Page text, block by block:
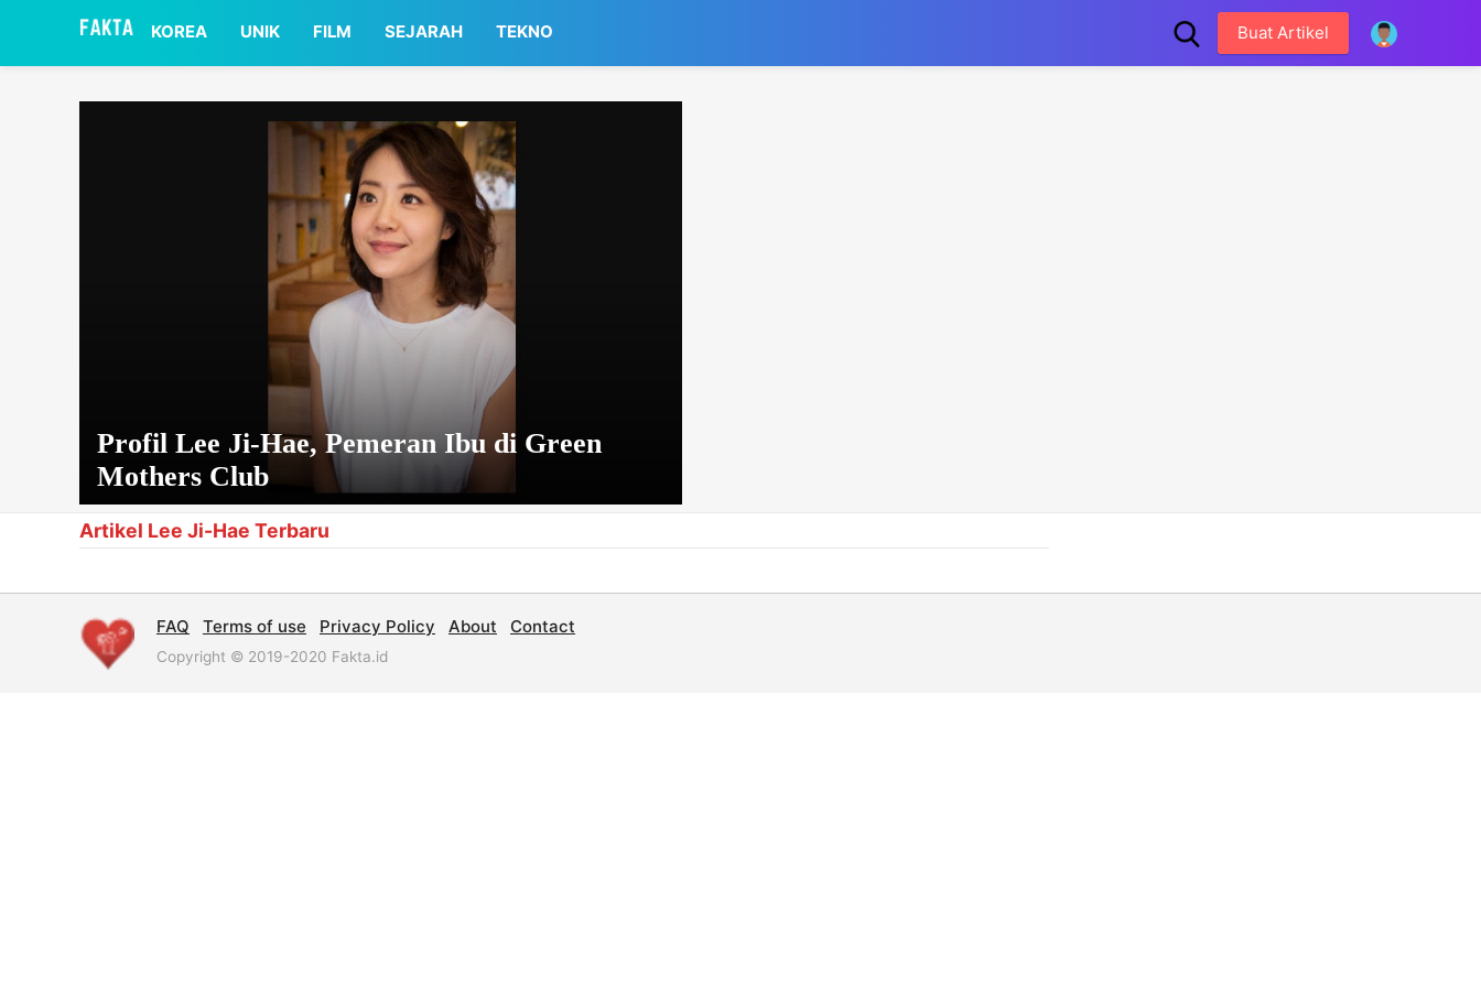
KOREA UNIK FILM SEJARAH TEKNO Buat Artikel
Profil Lee Ji-Hae, Pemeran Ibu di Green
Mothers Club
Artikel Lee Ji-Hae Terbaru
FAQ Terms of use Privacy Policy About Contact
Copyright © 2019-2020 Fakta.id